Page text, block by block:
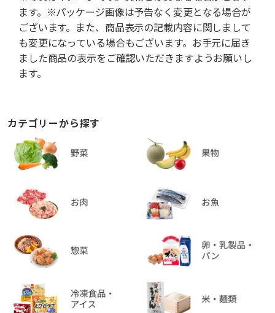
ます。※パッケージ画像は予告なく変更となる場合が
ございます。また、商品表示の記載内容に関しまして
も変更になっている場合もございます。お手元に届き
ました商品の表示をご確認いただきますようお願いし
ます。
カテゴリーから探す